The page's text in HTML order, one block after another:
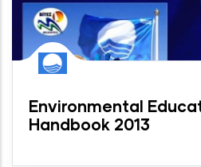
Environmental
Handbook 2013